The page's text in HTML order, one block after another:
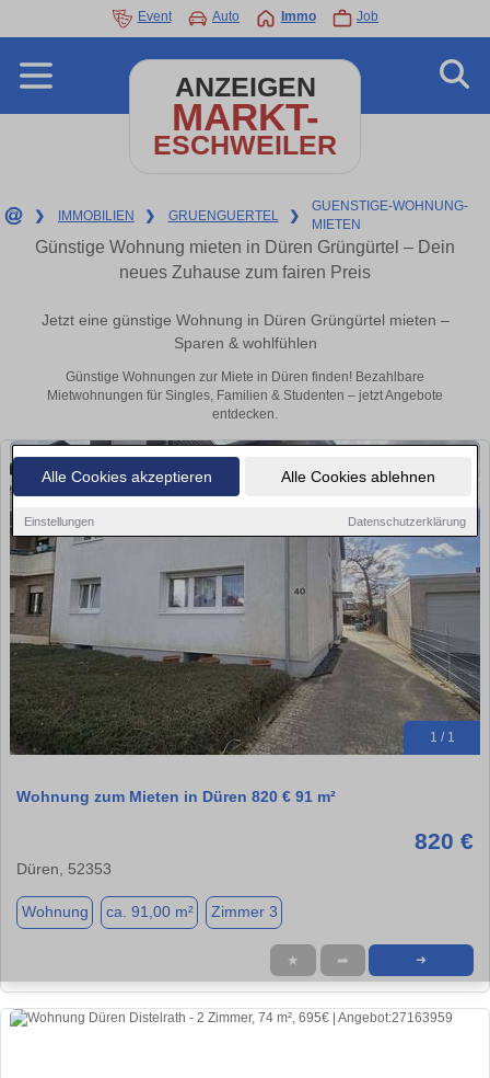
Alle Cookies akzeptieren Alle Cookies ablehnen
Einstellungen Datenschutzerklärung
Event Auto Immo Job
ANZEIGEN
MARKT-
ESCHWEILER
❯ IMMOBILIEN ❯ GRUENGUERTEL ❯
GUENSTIGE-WOHNUNG-
MIETEN
Günstige Wohnung mieten in Düren Grüngürtel – Dein
neues Zuhause zum fairen Preis
Jetzt eine günstige Wohnung in Düren Grüngürtel mieten –
Sparen & wohlfühlen
Günstige Wohnungen zur Miete in Düren finden! Bezahlbare
Mietwohnungen für Singles, Familien & Studenten – jetzt Angebote
entdecken.
1 / 1
Wohnung zum Mieten in Düren 820 € 91 m²
820 €
Düren, 52353
Wohnung ca. 91,00 m² Zimmer 3
★ ➦ ➜